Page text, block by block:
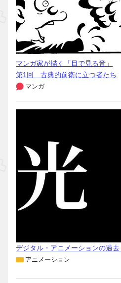
マンガ家が描く「目で見る音」
第1回 古典的前衛に立つ者たち
マンガ
デジタル・アニメーションの過
アニメーション